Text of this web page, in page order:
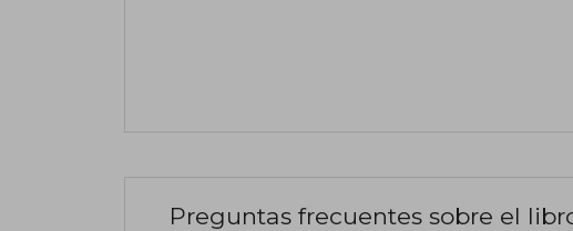
Preguntas frecuentes sobre el